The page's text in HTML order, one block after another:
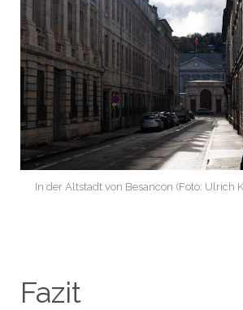
In der Altstadt von Besancon (Foto: Ulrich
Fazit